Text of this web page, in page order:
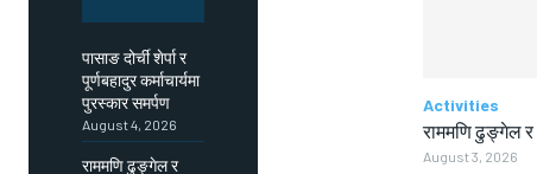
पासाङ दोर्ची शेर्पा र
पूर्णबहादुर कर्माचार्यमा
पुरस्कार समर्पण
August 4, 2026
राममणि ढुङ्गेल र
Activities
राममणि ढुङ्गेल र
August 3, 2026